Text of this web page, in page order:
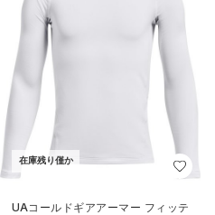
在庫残り僅か
UAコールドギアアーマー フィッテ